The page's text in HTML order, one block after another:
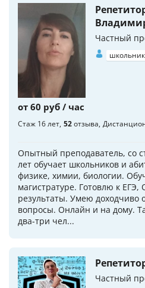
Частный
от 60 руб / час
Стаж 16 лет 52отзыва
Опытный преподаватель, со
лет обучает школьников и
физике, химии, биологии.
магистратуре. Готовлю к
результаты. Умею доходчиво
вопросы. Онлайн и на дому.
два-три чел...
Частный